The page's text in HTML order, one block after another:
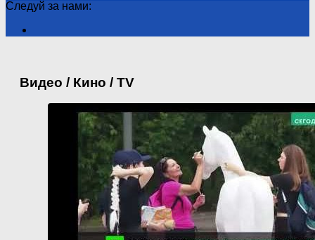
Следуй за нами:
Видео / Кино / TV